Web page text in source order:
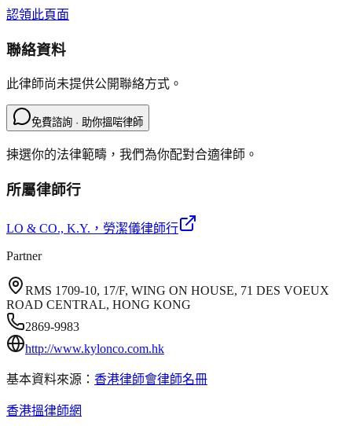
認領此頁面
聯絡資料
此律師尚未提供公開聯絡方式。
免費諮詢 · 助你搵啱律師
揀選你的法律範疇，我們為你配對合適律師。
所屬律師行
LO & CO., K.Y. ，勞潔儀律師行
Partner
RMS 1709-10, 17/F, WING ON HOUSE, 71 DES VOEUX
ROAD CENTRAL, HONG KONG
2869-9983
http://www.kylonco.com.hk
基本資料來源： 香港律師會律師名冊
香港搵律師網